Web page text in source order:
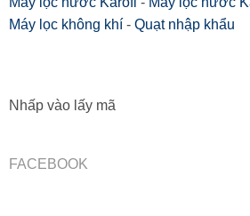
Máy lọc không khí- Quạt nhập khẩu
Nhấp vào lấy mã
FACEBOOK